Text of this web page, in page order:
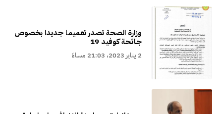
وزارة الصحة تصدر تعميما جديدا بخصوص
جائحة كوفيد 19
2 يناير 2023، 21:03 مساءً